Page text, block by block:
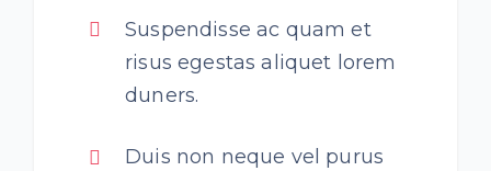
Suspendisse ac quam et
risus egestas aliquet lorem
duners.
Duis non neque vel purus